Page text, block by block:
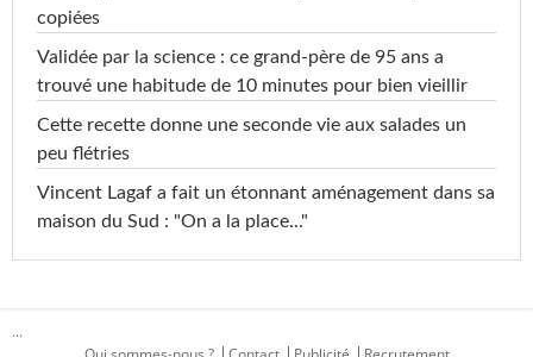
copiées
Validée par la science : ce grand-père de 95 ans a
trouvé une habitude de 10 minutes pour bien vieillir
Cette recette donne une seconde vie aux salades un
peu flétries
Vincent Lagaf a fait un étonnant aménagement dans sa
maison du Sud : "On a la place..."
...